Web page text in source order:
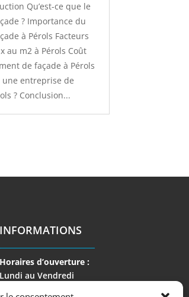
Qu’est-ce que le
? Importance du
à Pérols Facteurs
au m2 à Pérols Coût
de façade à Pérols
entreprise de
? Conclusion...
INFORMATIONS
Horaires d’ouverture :
Lundi au Vendredi